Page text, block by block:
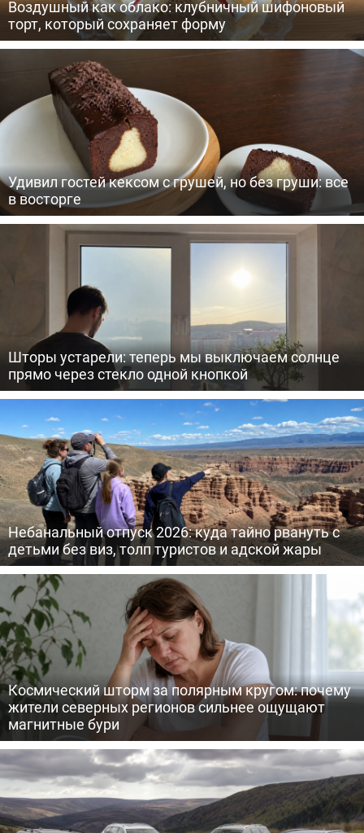
Воздушный как облако: клубничный шифоновый
торт, который сохраняет форму
Удивил гостей кексом с грушей, но без груши: все
в восторге
Шторы устарели: теперь мы выключаем солнце
прямо через стекло одной кнопкой
Небанальный отпуск 2026: куда тайно рвануть с
детьми без виз, толп туристов и адской жары
Космический шторм за полярным кругом: почему
жители северных регионов сильнее ощущают
магнитные бури